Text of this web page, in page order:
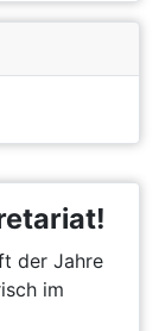
der Jahre
im